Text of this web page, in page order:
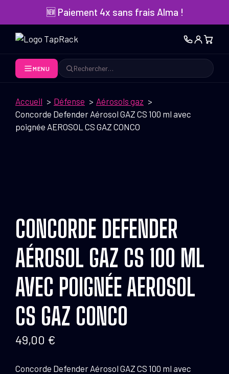
contenu
🆕 Paiement 4x sans frais Alma !
MENU
Rechercher
Accueil Défense
Aérosols gaz
Concorde Defender Aérosol GAZ CS 100 ml avec
poignée AEROSOL CS GAZ CONCO
CONCORDE DEFENDER
AÉROSOL GAZ CS 100 ML
AVEC POIGNÉE AEROSOL
CS GAZ CONCO
49,00 €
Concorde Defender Aérosol GAZ CS 100 ml avec